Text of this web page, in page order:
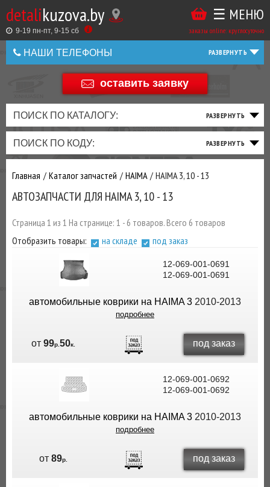
detalikuzova.by
9-19 пн-пт, 9-15 cб заказы online: круглосуточно
☰ МЕНЮ
НАШИ ТЕЛЕФОНЫ
+375 44 586 05 44
оставить заявку
ПОИСК ПО КАТАЛОГУ:
ПОИСК ПО КОДУ:
Главная Каталог запчастей HAIMA HAIMA 3, 10 - 13
АВТОЗАПЧАСТИ ДЛЯ HAIMA 3, 10 - 13
Страница 1 из 1 На странице: 1 - 6 товаров. Всего 6 товаров
Отобразить товары:
на складе под заказ
12-069-001-0691
12-069-001-0691
автомобильные коврики на HAIMA 3 2010-2013
подробнее
от99р.50к. под заказ
12-069-001-0692
12-069-001-0692
автомобильные коврики на HAIMA 3 2010-2013
подробнее
от89р. под заказ
Купить
в
1
Беларусь
+375
+375
ТАКЖЕ
ВЫ
МОЖЕТЕ
У
ЗАКАЗАТЬ
ТО
ФИЛЬТРА
ТОРМОЗНАЯ
СИСТЕМА
ПОДВЕСКА
РУЛЕВОЕ
ТРАНСМИССИЯ
ПРИВОД
ДВИГАТЕЛЬ
ВЫХЛОП
ЭЛЕКТРИКА
ОСВЕЩЕНИЕ
РАСХОДНИКИ,
ЗАПЧАСТИ К
ЗАКАЗУ ЧЕРЕЗ